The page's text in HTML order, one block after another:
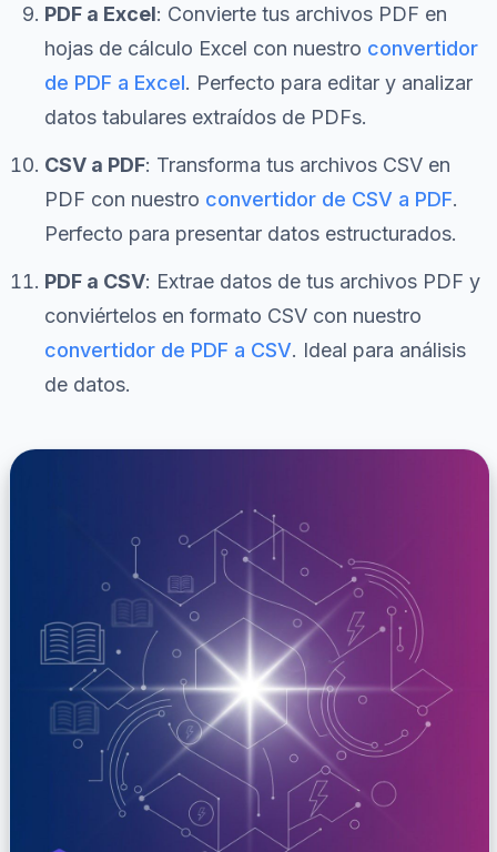
PDF a Excel: Convierte tus archivos PDF en
hojas de cálculo Excel con nuestro convertidor
de PDF a Excel. Perfecto para editar y analizar
datos tabulares extraídos de PDFs.
CSV a PDF: Transforma tus archivos CSV en
PDF con nuestro convertidor de CSV a PDF.
Perfecto para presentar datos estructurados.
PDF a CSV: Extrae datos de tus archivos PDF y
conviértelos en formato CSV con nuestro
convertidor de PDF a CSV. Ideal para análisis
de datos.